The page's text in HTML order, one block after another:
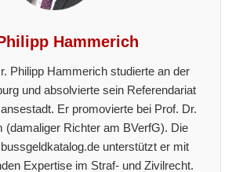
Hammerich
Philipp Hammerich studierte an der
und absolvierte sein Referendariat
Er promovierte bei Prof. Dr.
(damaliger Richter am BVerfG). Die
unterstützt er mit
Expertise im Straf- und Zivilrecht.